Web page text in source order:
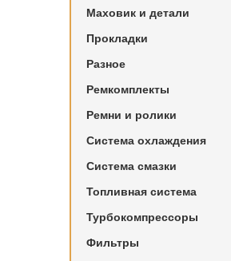
Маховик и детали
Прокладки
Разное
Ремкомплекты
Ремни и ролики
Система охлаждения
Система смазки
Топливная система
Турбокомпрессоры
Фильтры